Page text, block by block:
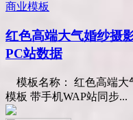
商业模板
红色高端大气婚纱摄
PC站数据
模板名称： 红色高端大
模板 带手机WAP站同步...